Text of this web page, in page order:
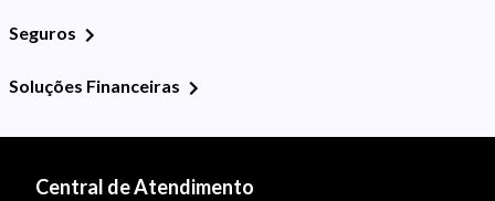
Seguros
Soluções Financeiras
Central de Atendimento